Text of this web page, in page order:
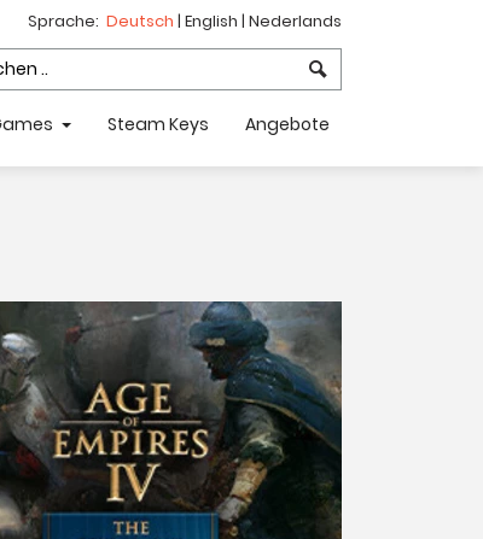
Sprache: Deutsch | English | Nederlands
Steam Keys Angebote